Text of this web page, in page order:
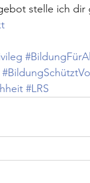
stelle ich dir
#LRS